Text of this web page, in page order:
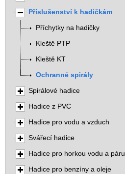
Příslušenství k hadičkám
Příchytky na hadičky
Kleště PTP
Kleště KT
Ochranné spirály
Spirálové hadice
Hadice z PVC
Hadice pro vodu a vzduch
Svářecí hadice
Hadice pro horkou vodu a páru
Hadice pro benzíny a oleje